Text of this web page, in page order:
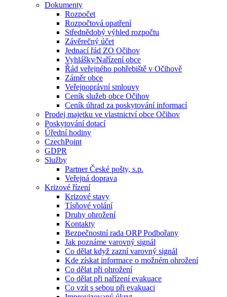
Dokumenty
Rozpočet
Rozpočtová opatření
Střednědobý výhled rozpočtu
Závěrečný účet
Jednací řád ZO Očihov
Vyhlášky⁄Nařízení obce
Řád veřejného pohřebiště v Očihově
Záměr obce
Veřejnoprávní smlouvy
Ceník služeb obce Očihov
Ceník úhrad za poskytování informací
Prodej majetku ve vlastnictví obce Očihov
Poskytování dotací
Úřední hodiny
CzechPoint
GDPR
Služby
Partner České pošty, s.p.
Veřejná doprava
Krizové řízení
Krizové stavy
Tísňové volání
Druhy ohrožení
Kontakty
Bezpečnostní rada ORP Podbořany
Jak poznáme varovný signál
Co dělat když zazní varovný signál
Kde získat informace o možném ohrožení
Co dělat při ohrožení
Co dělat při nařízení evakuace
Co vzít s sebou při evakuaci